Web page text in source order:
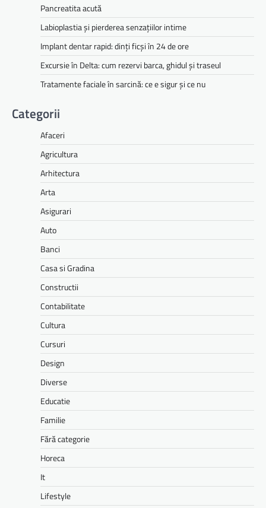
Pancreatita acută
Labioplastia și pierderea senzațiilor intime
Implant dentar rapid: dinți ficși în 24 de ore
Excursie în Delta: cum rezervi barca, ghidul și traseul
Tratamente faciale în sarcină: ce e sigur și ce nu
Categorii
Afaceri
Agricultura
Arhitectura
Arta
Asigurari
Auto
Banci
Casa si Gradina
Constructii
Contabilitate
Cultura
Cursuri
Design
Diverse
Educatie
Familie
Fără categorie
Horeca
It
Lifestyle